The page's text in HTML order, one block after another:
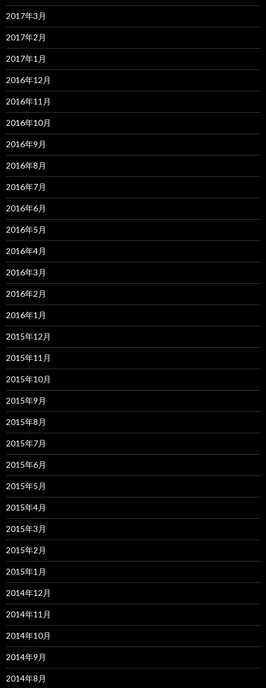
2017年3月
2017年2月
2017年1月
2016年12月
2016年11月
2016年10月
2016年9月
2016年8月
2016年7月
2016年6月
2016年5月
2016年4月
2016年3月
2016年2月
2016年1月
2015年12月
2015年11月
2015年10月
2015年9月
2015年8月
2015年7月
2015年6月
2015年5月
2015年4月
2015年3月
2015年2月
2015年1月
2014年12月
2014年11月
2014年10月
2014年9月
2014年8月